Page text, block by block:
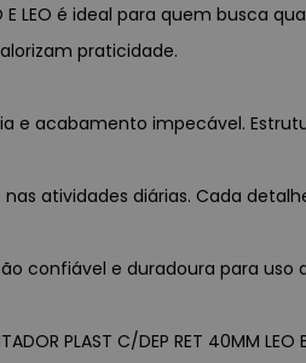
LEO E LEO é ideal para quem
praticidade.
e acabamento impecável.
atividades diárias. Cada
confiável e duradoura para
PLAST C/DEP RET 40MM